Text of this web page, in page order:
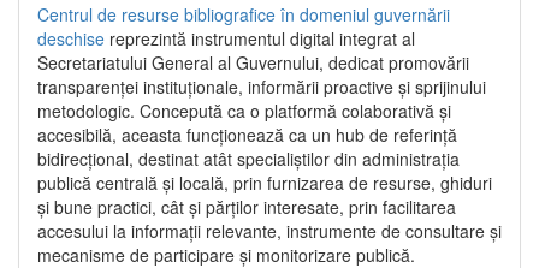
Centrul de resurse bibliografice în domeniul guvernării
deschise reprezintă instrumentul digital integrat al
Secretariatului General al Guvernului, dedicat promovării
transparenței instituționale, informării proactive și sprijinului
metodologic. Concepută ca o platformă colaborativă și
accesibilă, aceasta funcționează ca un hub de referință
bidirecțional, destinat atât specialiștilor din administrația
publică centrală și locală, prin furnizarea de resurse, ghiduri
și bune practici, cât și părților interesate, prin facilitarea
accesului la informații relevante, instrumente de consultare și
mecanisme de participare și monitorizare publică.